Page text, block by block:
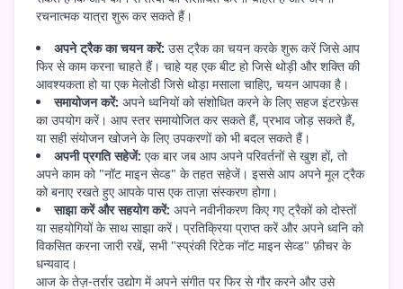
रचनात्मक यात्रा शुरू कर सकते हैं।
अपने ट्रैक का चयन करें: उस ट्रैक का चयन करके शुरू करें जिसे आप
फिर से काम करना चाहते हैं। चाहे यह एक बीट हो जिसे थोड़ी और शक्ति की
आवश्यकता हो या एक मेलोडी जिसे थोड़ा मसाला चाहिए, चयन आपका है।
समायोजन करें: अपने ध्वनियों को संशोधित करने के लिए सहज इंटरफ़ेस
का उपयोग करें। आप स्तर समायोजित कर सकते हैं, प्रभाव जोड़ सकते हैं,
या सही संयोजन खोजने के लिए उपकरणों को भी बदल सकते हैं।
अपनी प्रगति सहेजें: एक बार जब आप अपने परिवर्तनों से खुश हों, तो
अपने काम को "नॉट माइन सेव्ड" के तहत सहेजें। इससे आप अपने मूल ट्रैक
को बनाए रखते हुए आपके पास एक ताज़ा संस्करण होगा।
साझा करें और सहयोग करें: अपने नवीनीकरण किए गए ट्रैकों को दोस्तों
या सहयोगियों के साथ साझा करें। प्रतिक्रिया प्राप्त करें और अपने ध्वनि को
विकसित करना जारी रखें, सभी "स्प्रंकी रिटेक नॉट माइन सेव्ड" फ़ीचर के
धन्यवाद।
आज के तेज़-तर्रार उद्योग में अपने संगीत पर फिर से गौर करने और उसे